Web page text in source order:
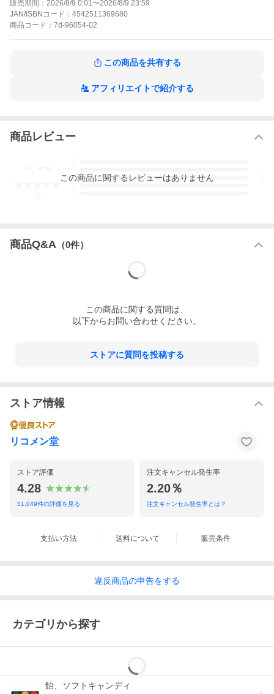
こちらの商品は、代引きでの出荷は受け付けておりません。
販売期間： 2026/8/9 0:01〜2026/8/9 23:59
JAN/ISBNコード： 4542511369680
商品 コード： 7d-96054-02
この商品を共有する
アフィリエイトで紹介する
商品レビュー
3
この商品に関するレビューはありません
商品Q&A （0件）
この商品に関する質問は、
以下からお問い合わせください。
ストアに質問を投稿する
ストア情報
リコメン堂
ストア評価
4.28
51,049件の評価を見る
注文キャンセル発生率
2.20％
注文キャンセル発生率とは？
支払い方法 送料について 販売条件
違反商品の申告をする
カテゴリから探す
飴、ソフトキャンディ